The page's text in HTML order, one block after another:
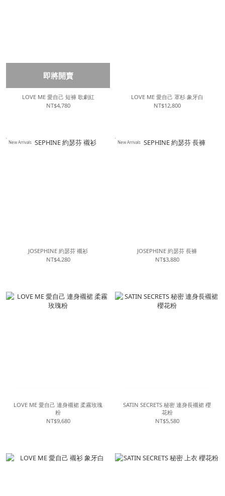
即將開賣
LOVE ME 愛自己 短褲 歌劇紅
NT$4,780
LOVE ME 愛自己 罩杉 象牙白
NT$12,800
New Arrivals
JOSEPHINE 約瑟芬 襯衫
NT$4,280
New Arrivals
JOSEPHINE 約瑟芬 長褲
NT$3,880
LOVE ME 愛自己 連身襯裙 柔霧玫瑰
粉
NT$9,680
SATIN SECRETS 秘密 連身長襯裙 櫻
花粉
NT$5,580